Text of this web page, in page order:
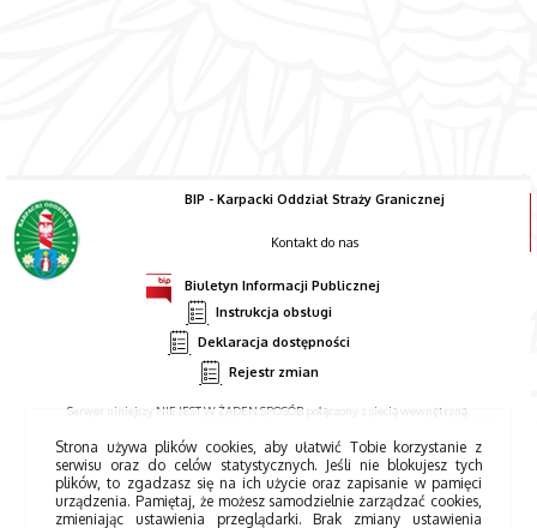
BIP - Karpacki Oddział Straży Granicznej
Kontakt do nas
Biuletyn Informacji Publicznej
Instrukcja obsługi
Deklaracja dostępności
Rejestr zmian
Serwer niniejszy NIE JEST W ŻADEN SPOSÓB połączony z siecią wewnętrzną.
Strona używa plików cookies, aby ułatwić Tobie korzystanie z
serwisu oraz do celów statystycznych. Jeśli nie blokujesz tych
plików, to zgadzasz się na ich użycie oraz zapisanie w pamięci
urządzenia. Pamiętaj, że możesz samodzielnie zarządzać cookies,
zmieniając ustawienia przeglądarki. Brak zmiany ustawienia